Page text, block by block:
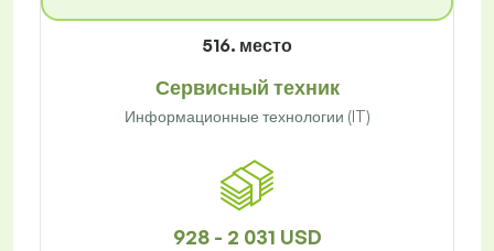
516. место
Сервисный техник
Информационные технологии (IT)
928 - 2 031 USD